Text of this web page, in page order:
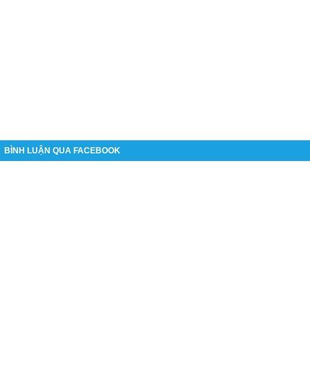
BÌNH LUẬN QUA FACEBOOK